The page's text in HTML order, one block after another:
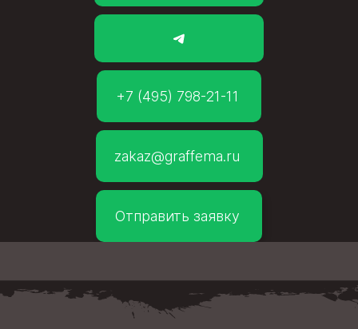
+7 (495) 798-21-11
zakaz@graffema.ru
Отправить заявку